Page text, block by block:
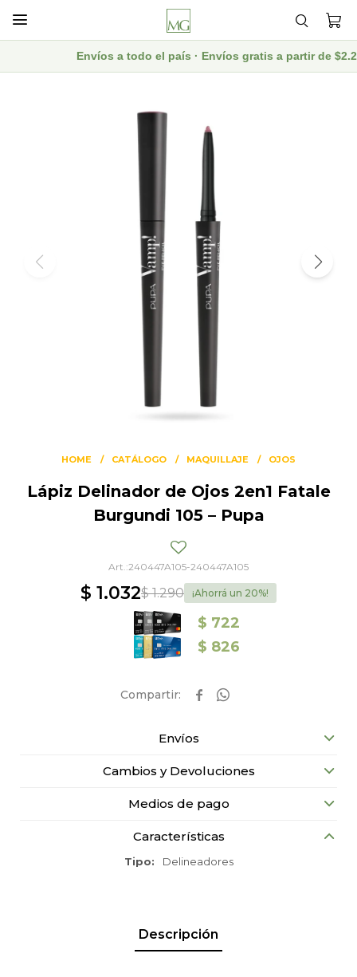

Envíos a todo el país · Envíos gratis a partir de
HOME CATÁLOGO MAQUILLAJE OJOS
Lápiz Delinador de Ojos 2en1 Fatale
Burgundi 105 – Pupa
240447A105-240447A105
$ 1.032$ 1.290 20
$ 722
$ 826
 
Envíos
Cambios y Devoluciones
Medios de pago
Características
Tipo Delineadores
Descripción